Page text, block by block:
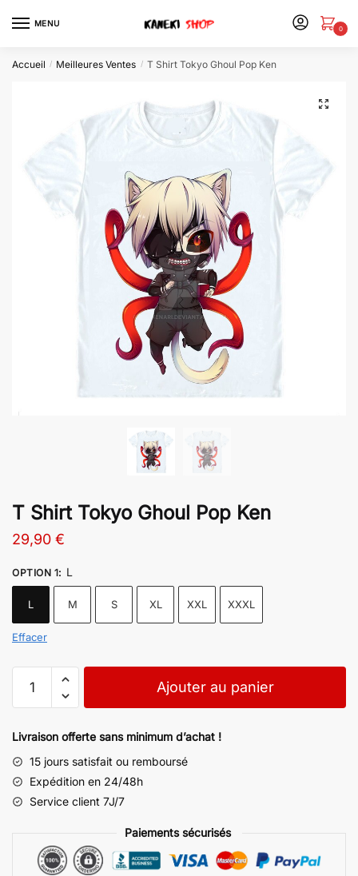
MENU
0
Accueil / Meilleures Ventes / T Shirt Tokyo Ghoul Pop Ken
🔍
T Shirt Tokyo Ghoul Pop Ken
29,90 €
OPTION 1: L
L M S XL XXL XXXL
Effacer
Ajouter au panier
Livraison offerte sans minimum d’achat !
15 jours satisfait ou remboursé
Expédition en 24/48h
Service client 7J/7
Paiements sécurisés